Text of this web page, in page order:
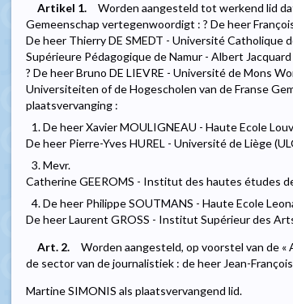
Artikel 1.
Worden aangesteld tot werkend lid
Gemeenschap vertegenwoordigt : ? De heer
De heer Thierry DE SMEDT - Université Catholique
Supérieure Pédagogique de Namur - Albert
? De heer Bruno DE LIEVRE - Université de Mons
Universiteiten of de Hogescholen van de Franse
plaatsvervanging :
1. De heer Xavier MOULIGNEAU - Haute Ecole
De heer Pierre-Yves HUREL - Université de Liège
3. Mevr.
Catherine GEEROMS - Institut des hautes études
4. De heer Philippe SOUTMANS - Haute Ecole
De heer Laurent GROSS - Institut Supérieur des
Art. 2.
Worden aangesteld, op voorstel van de
de sector van de journalistiek : de heer Jean-
Martine SIMONIS als plaatsvervangend lid.